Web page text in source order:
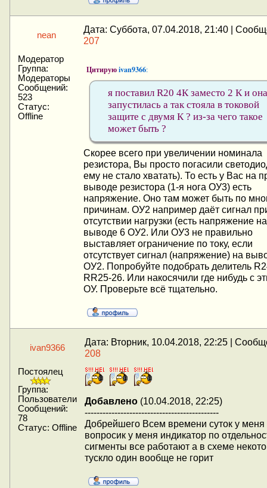
nean
Дата: Суббота, 07.04.2018, 21:40 |
207
Модератор
Группа:
Модераторы
Сообщений:
523
Статус:
Offline
Цитируюivan9366:
я поставил R20 4К заместо 2 К и она
запустилась а так стояла в токовой
защите с двумя К ? из-за чего такое
может быть ?
Скорее всего при увеличении номинала
резистора, Вы просто погасили
ему не стало хватать). То есть у Вас на
выводе резистора (1-я нога ОУ3) есть
напряжение. Оно там может быть по
причинам. ОУ2 например даёт сигнал
отсутствии нагрузки (есть напряжение на
выводе 6 ОУ2. Или ОУ3 не правильно
выставляет ограничение по току, если
отсутствует сигнал (напряжение) на
ОУ2. Попробуйте подобрать делитель
RR25-26. Или накосячили где нибудь с
ОУ. Проверьте всё тщательно.
ivan9366
Дата: Вторник, 10.04.2018, 22:25 |
208
Постоялец
Группа:
Пользователи
Сообщений:
78
Статус: Offline
Добавлено (10.04.2018, 22:25)
---------------------------------------------
Добрейшего Всем времени суток у
вопросик у меня индикатор по
сигменты все работают а в схеме
тускло один вообще не горит